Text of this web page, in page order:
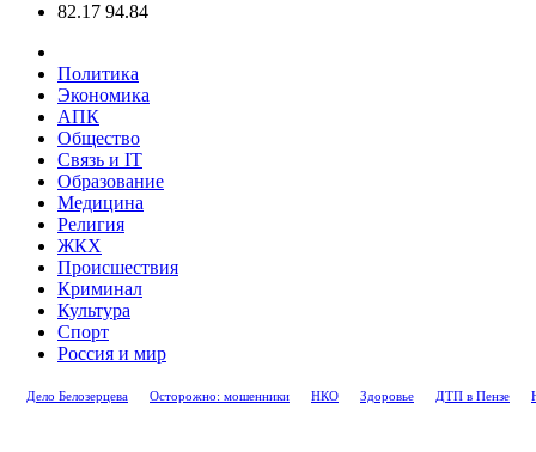
82.17 94.84
Политика
Экономика
АПК
Общество
Связь и IT
Образование
Медицина
Религия
ЖКХ
Происшествия
Криминал
Культура
Спорт
Россия и мир
Дело Белозерцева Осторожно: мошенники НКО Здоровье ДТП в Пензе